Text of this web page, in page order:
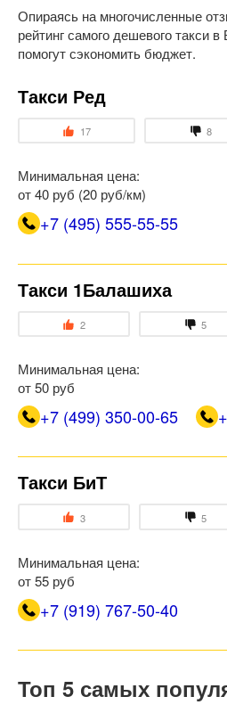
Опираясь на многочисленные
рейтинг самого дешевого такси
помогут сэкономить бюджет.
Такси Ред
17 8
Минимальная цена:
от 40 руб (20 руб/км)
+7 (495) 555-55-55
Такси 1Балашиха
2 5
Минимальная цена:
от 50 руб
+7 (499) 350-00-65
Такси БиТ
3 5
Минимальная цена:
от 55 руб
+7 (919) 767-50-40
Топ 5 самых